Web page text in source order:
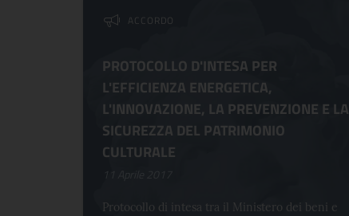
ACCORDO
PROTOCOLLO D'INTESA PER
L'EFFICIENZA ENERGETICA,
L'INNOVAZIONE, LA PREVENZIONE E LA
SICUREZZA DEL PATRIMONIO
CULTURALE
11 Aprile 2017
Protocollo di intesa tra il Ministero dei beni e